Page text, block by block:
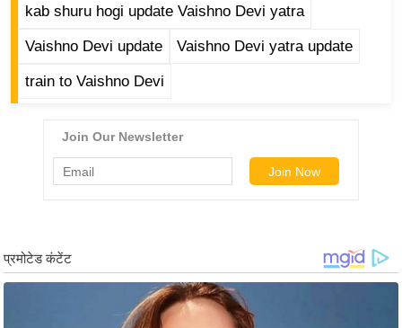
ज
ज
ग
ली
वु
kab shuru hogi update Vaishno Devi yatra
Vaishno Devi update Vaishno Devi yatra update
train to Vaishno Devi